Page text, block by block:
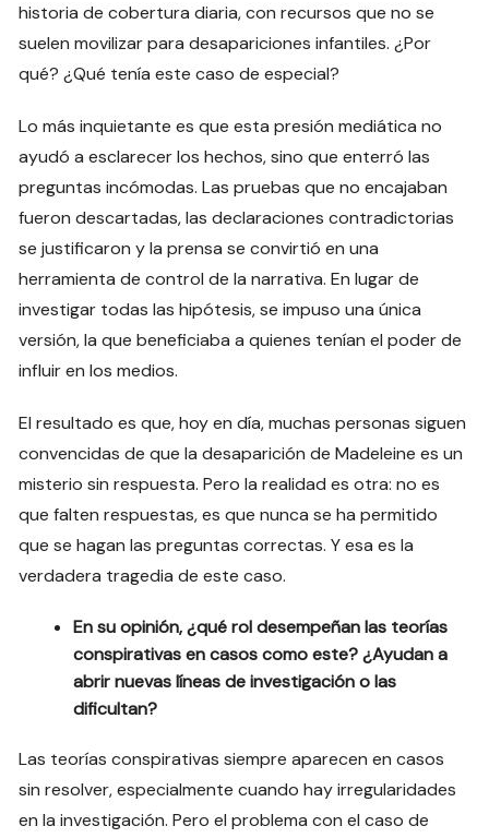
historia de cobertura diaria, con recursos que no se
suelen movilizar para desapariciones infantiles. ¿Por
qué? ¿Qué tenía este caso de especial?
Lo más inquietante es que esta presión mediática no
ayudó a esclarecer los hechos, sino que enterró las
preguntas incómodas. Las pruebas que no encajaban
fueron descartadas, las declaraciones contradictorias
se justificaron y la prensa se convirtió en una
herramienta de control de la narrativa. En lugar de
investigar todas las hipótesis, se impuso una única
versión, la que beneficiaba a quienes tenían el poder de
influir en los medios.
El resultado es que, hoy en día, muchas personas siguen
convencidas de que la desaparición de Madeleine es un
misterio sin respuesta. Pero la realidad es otra: no es
que falten respuestas, es que nunca se ha permitido
que se hagan las preguntas correctas. Y esa es la
verdadera tragedia de este caso.
En su opinión, ¿qué rol desempeñan las teorías
conspirativas en casos como este? ¿Ayudan a
abrir nuevas líneas de investigación o las
dificultan?
Las teorías conspirativas siempre aparecen en casos
sin resolver, especialmente cuando hay irregularidades
en la investigación. Pero el problema con el caso de